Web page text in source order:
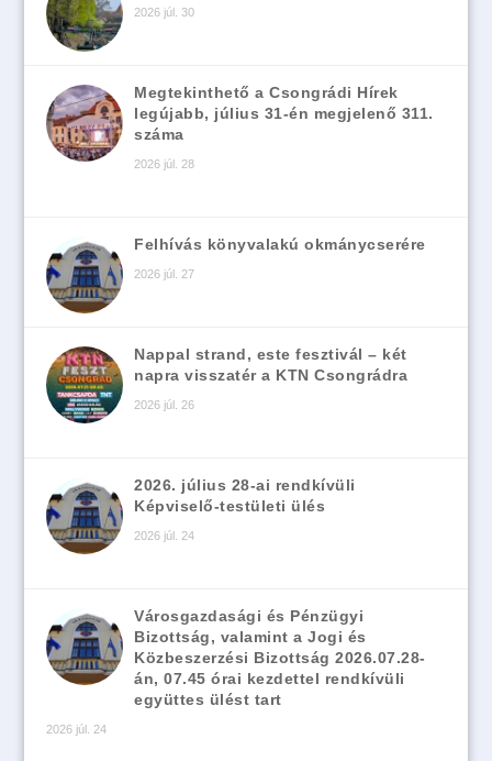
2026 júl. 30
Megtekinthető a Csongrádi Hírek
legújabb, július 31-én megjelenő 311.
száma
2026 júl. 28
Felhívás könyvalakú okmánycserére
2026 júl. 27
Nappal strand, este fesztivál – két
napra visszatér a KTN Csongrádra
2026 júl. 26
2026. július 28-ai rendkívüli
Képviselő-testületi ülés
2026 júl. 24
Városgazdasági és Pénzügyi
Bizottság, valamint a Jogi és
Közbeszerzési Bizottság 2026.07.28-
án, 07.45 órai kezdettel rendkívüli
együttes ülést tart
2026 júl. 24